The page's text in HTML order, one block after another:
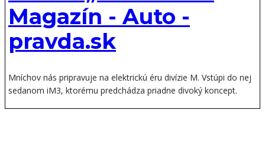
Magazín - Auto -
pravda.sk
Mníchov nás pripravuje na elektrickú éru divízie M. Vstúpi do nej
sedanom iM3, ktorému predchádza priadne divoký koncept.